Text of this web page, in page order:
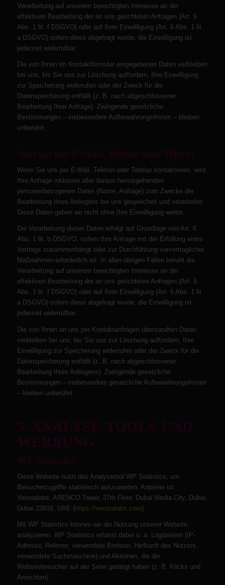
Verarbeitung auf unserem berechtigten Interesse an der
effektiven Bearbeitung der an uns gerichteten Anfragen (Art. 6
Abs. 1 lit. f DSGVO) oder auf Ihrer Einwilligung (Art. 6 Abs. 1 lit.
a DSGVO) sofern diese abgefragt wurde; die Einwilligung ist
jederzeit widerrufbar.
Die von Ihnen im Kontaktformular eingegebenen Daten verbleiben
bei uns, bis Sie uns zur Löschung auffordern, Ihre Einwilligung
zur Speicherung widerrufen oder der Zweck für die
Datenspeicherung entfällt (z. B. nach abgeschlossener
Bearbeitung Ihrer Anfrage). Zwingende gesetzliche
Bestimmungen – insbesondere Aufbewahrungsfristen – bleiben
unberührt.
Anfrage per E-Mail, Telefon oder Telefax
Wenn Sie uns per E-Mail, Telefon oder Telefax kontaktieren, wird
Ihre Anfrage inklusive aller daraus hervorgehenden
personenbezogenen Daten (Name, Anfrage) zum Zwecke der
Bearbeitung Ihres Anliegens bei uns gespeichert und verarbeitet.
Diese Daten geben wir nicht ohne Ihre Einwilligung weiter.
Die Verarbeitung dieser Daten erfolgt auf Grundlage von Art. 6
Abs. 1 lit. b DSGVO, sofern Ihre Anfrage mit der Erfüllung eines
Vertrags zusammenhängt oder zur Durchführung vorvertraglicher
Maßnahmen erforderlich ist. In allen übrigen Fällen beruht die
Verarbeitung auf unserem berechtigten Interesse an der
effektiven Bearbeitung der an uns gerichteten Anfragen (Art. 6
Abs. 1 lit. f DSGVO) oder auf Ihrer Einwilligung (Art. 6 Abs. 1 lit.
a DSGVO) sofern diese abgefragt wurde; die Einwilligung ist
jederzeit widerrufbar.
Die von Ihnen an uns per Kontaktanfragen übersandten Daten
verbleiben bei uns, bis Sie uns zur Löschung auffordern, Ihre
Einwilligung zur Speicherung widerrufen oder der Zweck für die
Datenspeicherung entfällt (z. B. nach abgeschlossener
Bearbeitung Ihres Anliegens). Zwingende gesetzliche
Bestimmungen – insbesondere gesetzliche Aufbewahrungsfristen
– bleiben unberührt.
5. ANALYSE-TOOLS UND
WERBUNG
WP Statistics
Diese Website nutzt das Analysetool WP Statistics, um
Besucherzugriffe statistisch auszuwerten. Anbieter ist
Veronalabs, ARENCO Tower, 27th Floor, Dubai Media City, Dubai,
Dubai 23816, UAE (https://veronalabs.com).
Mit WP Statistics können wir die Nutzung unserer Website
analysieren. WP Statistics erfasst dabei u. a. Logdateien (IP-
Adresse, Referrer, verwendete Browser, Herkunft des Nutzers,
verwendete Suchmaschine) und Aktionen, die die
Websitebesucher auf der Seite getätigt haben (z. B. Klicks und
Ansichten).